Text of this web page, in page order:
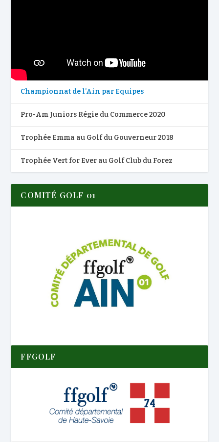
Championnat de l’Ain par Equipes
Pro-Am Juniors Régie du Commerce 2020
Trophée Emma au Golf du Gouverneur 2018
Trophée Vert for Ever au Golf Club du Forez
COMITÉ GOLF 01
FFGOLF